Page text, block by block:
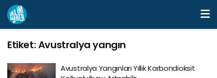
Etiket:Avustralya yangın
Avustralya Yangınları Yıllık Karbondioksit